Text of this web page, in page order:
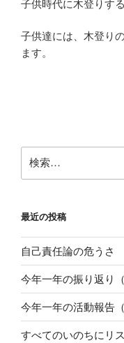
子供時代に木登りす
子供達には、木登り
ます。
索:
最近の投稿
自己責任論の危うさ
今年一年の振り返り
今年一年の活動報告
すべてのいのちにリ